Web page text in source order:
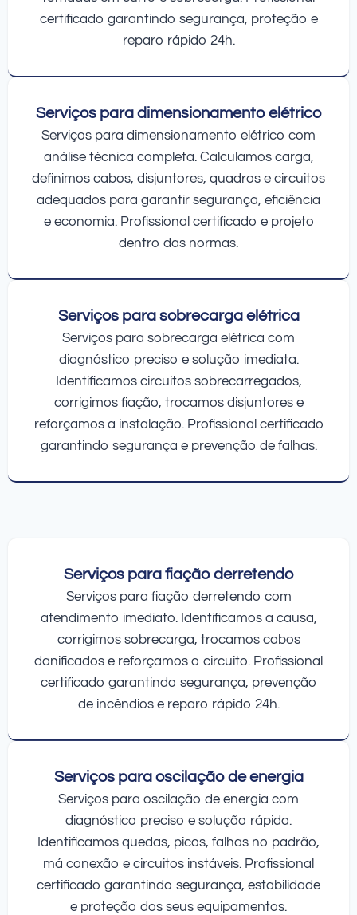
certificado garantindo segurança, proteção e
reparo rápido 24h.
Serviços para dimensionamento elétrico
Serviços para dimensionamento elétrico com
análise técnica completa. Calculamos carga,
definimos cabos, disjuntores, quadros e circuitos
adequados para garantir segurança, eficiência
e economia. Profissional certificado e projeto
dentro das normas.
Serviços para sobrecarga elétrica
Serviços para sobrecarga elétrica com
diagnóstico preciso e solução imediata.
Identificamos circuitos sobrecarregados,
corrigimos fiação, trocamos disjuntores e
reforçamos a instalação. Profissional certificado
garantindo segurança e prevenção de falhas.
Serviços para fiação derretendo
Serviços para fiação derretendo com
atendimento imediato. Identificamos a causa,
corrigimos sobrecarga, trocamos cabos
danificados e reforçamos o circuito. Profissional
certificado garantindo segurança, prevenção
de incêndios e reparo rápido 24h.
Serviços para oscilação de energia
Serviços para oscilação de energia com
diagnóstico preciso e solução rápida.
Identificamos quedas, picos, falhas no padrão,
má conexão e circuitos instáveis. Profissional
certificado garantindo segurança, estabilidade
e proteção dos seus equipamentos.